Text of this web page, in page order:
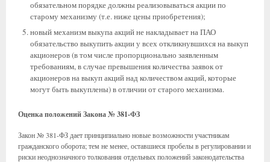
обязательном порядке должны реализовываться акции по
старому механизму (т.е. ниже цены приобретения);
новый механизм выкупа акций не накладывает на ПАО
обязательство выкупить акции у всех откликнувшихся на выкуп
акционеров (в том числе пропорционально заявленным
требованиям, в случае превышения количества заявок от
акционеров на выкуп акций над количеством акций, которые
могут быть выкуплены) в отличии от старого механизма.
Оценка положений Закона № 381-ФЗ
Закон № 381-ФЗ дает принципиально новые возможности участникам
гражданского оборота; тем не менее, оставшиеся пробелы в регулировании и
риски неоднозначного толкования отдельных положений законодательства